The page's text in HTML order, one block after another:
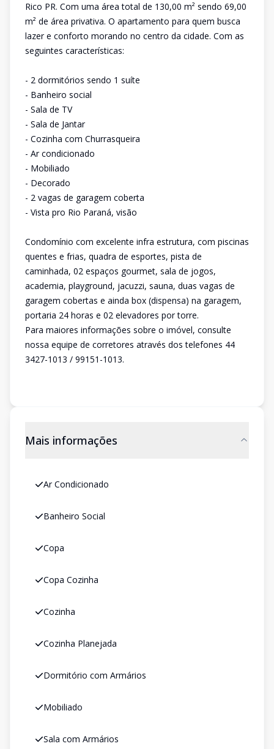
Rico PR. Com uma área total de 130,00 m² sendo 69,00
m² de área privativa. O apartamento para quem busca
lazer e conforto morando no centro da cidade. Com as
seguintes características:
- 2 dormitórios sendo 1 suíte
- Banheiro social
- Sala de TV
- Sala de Jantar
- Cozinha com Churrasqueira
- Ar condicionado
- Mobiliado
- Decorado
- 2 vagas de garagem coberta
- Vista pro Rio Paraná, visão
Condomínio com excelente infra estrutura, com piscinas
quentes e frias, quadra de esportes, pista de
caminhada, 02 espaços gourmet, sala de jogos,
academia, playground, jacuzzi, sauna, duas vagas de
garagem cobertas e ainda box (dispensa) na garagem,
portaria 24 horas e 02 elevadores por torre.
Para maiores informações sobre o imóvel, consulte
nossa equipe de corretores através dos telefones 44
3427-1013 / 99151-1013.
Mais informações
Ar Condicionado
Banheiro Social
Copa
Copa Cozinha
Cozinha
Cozinha Planejada
Dormitório com Armários
Mobiliado
Sala com Armários